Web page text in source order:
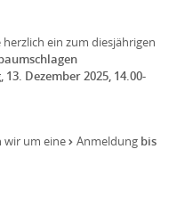
herzlich ein zum diesjährigen
13. Dezember 2025, 14.00-
wir um eine
Anmeldung bis